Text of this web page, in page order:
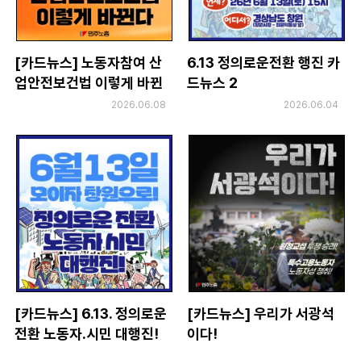
[카드뉴스] 노동자참여 산
업안전보건법 이렇게 바뀐
2026.06.08
6.13 정의로운전환 행진 카
드뉴스 2
2026.06.04
[카드뉴스] 6.13. 정의로운
전환 노동자.시민 대행진!
[카드뉴스] 우리가 서광석
이다!